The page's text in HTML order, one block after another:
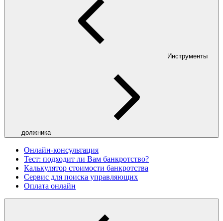
Инструменты
должника
Онлайн-консультация
Тест: подходит ли Вам банкротство?
Калькулятор стоимости банкротства
Сервис для поиска управляющих
Оплата онлайн